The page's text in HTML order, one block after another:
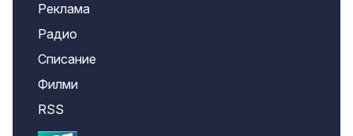
Реклама
Радио
Списание
Филми
RSS